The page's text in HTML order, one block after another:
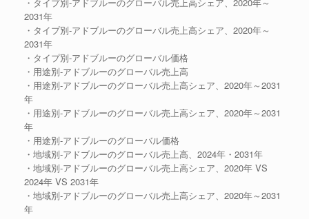
2031年
・タイプ別-アドブルーのグローバル売上高シェア、2020年～
2031年
・タイプ別-アドブルーのグローバル価格
・用途別-アドブルーのグローバル売上高
・用途別-アドブルーのグローバル売上高シェア、2020年～2031
年
・用途別-アドブルーのグローバル売上高シェア、2020年～2031
年
・用途別-アドブルーのグローバル価格
・地域別-アドブルーのグローバル売上高、2024年・2031年
・地域別-アドブルーのグローバル売上高シェア、2020年 VS
2024年 VS 2031年
・地域別-アドブルーのグローバル売上高シェア、2020年～2031
年